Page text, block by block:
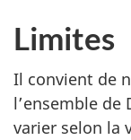
Limites
Il convient de
l’ensemble de
varier selon la